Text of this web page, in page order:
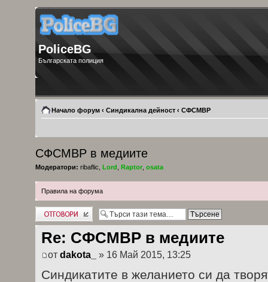
PoliceBG
Българската полиция
Начало форум ‹ Синдикална дейност ‹ СФСМВР
СФСМВР в медиите
Модератори: ribaflic Lord Raptor osata
Правила на форума
Добави отговор
Re: СФСМВР в медиите
от dakota_ » 16 Май 2015, 13:25
Синдикатите в желанието си да